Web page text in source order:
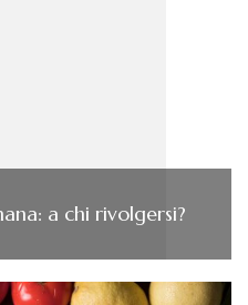
a chi rivolgersi?